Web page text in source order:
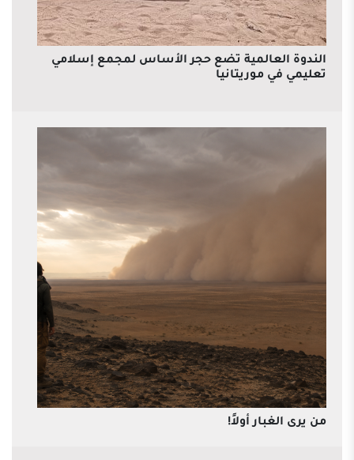
الندوة العالمية تضع حجر الأساس لمجمع إسلامي
تعليمي في موريتانيا
من يرى الغبار أولاً!